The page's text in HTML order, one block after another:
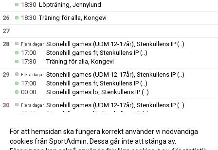
18:30 Löpträning, Jennylund
26
18:30Träning för alla, Kongevi
27
28
Flera dagar Stonehill games (UDM 12-17år), Stenkullens IP (..)
17:00
Stonehill games fr, Stenkullens IP (..)
17:30
Träning för alla, Kongevi
29
Flera dagar Stonehill games (UDM 12-17år), Stenkullens IP (..)
17:00
Stonehill games fr, Stenkullens IP (..)
00:00
Stonehill games lö, Stenkullens IP (..)
30
Flera dagar Stonehill games (UDM 12-17år), Stenkullens IP (..)
00:00
Stonehill games lö, Stenkullens IP (..)
För att hemsidan ska fungera korrekt använder vi nödvändiga
cookies från SportAdmin. Dessa går inte att stänga av.